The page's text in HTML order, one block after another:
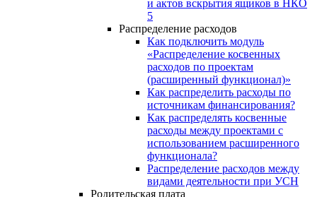
и актов вскрытия ящиков в НКО
5
Распределение расходов
Как подключить модуль
«Распределение косвенных
расходов по проектам
(расширенный функционал)»
Как распределить расходы по
источникам финансирования?
Как распределять косвенные
расходы между проектами с
использованием расширенного
функционала?
Распределение расходов между
видами деятельности при УСН
Родительская плата